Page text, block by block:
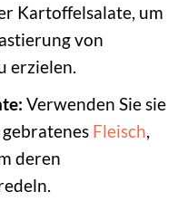
Kartoffelsalate, um
von
erzielen.
Verwenden Sie sie
Fleisch,
deren